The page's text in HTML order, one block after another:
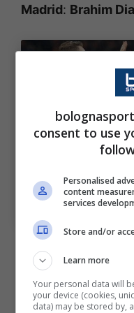
Madrid: Brahim
Juventus: asse di
Bologna Sport News
sua maturazione
Juve potrebbe
consent to use
Personalised
content
services
Store and/or
Learn more
Your personal data will
your device (cookies,
data) may be stored by,